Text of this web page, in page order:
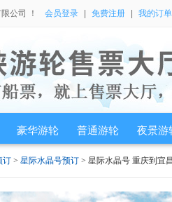
公司 ！ 会员登录 免费注册 我的订单
豪华游轮 普通游轮 夜景游
订 > 星际水晶号预订 > 星际水晶号 重庆到宜